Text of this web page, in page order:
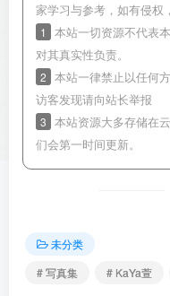
家学习与参考，如有侵权
1
本站一切资源不代表
对其真实性负责。
2 本站一律禁止以任何
访客发现请向站长举报
3 本站资源大多存储在
们会第一时间更新。
未分类
# 写真集
# KaYa萱